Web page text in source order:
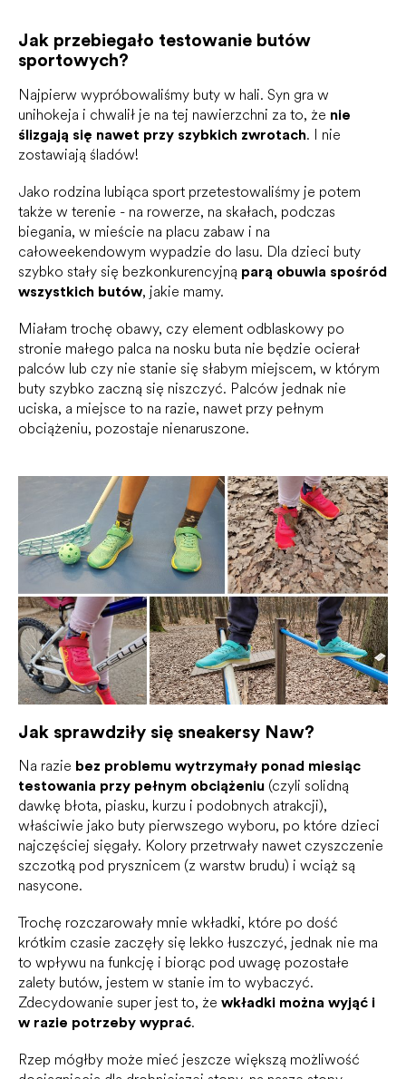
Jak przebiegało testowanie butów
sportowych?
Najpierw wypróbowaliśmy buty w hali. Syn gra w
unihokeja i chwalił je na tej nawierzchni za to, że nie
ślizgają się nawet przy szybkich zwrotach. I nie
zostawiają śladów!
Jako rodzina lubiąca sport przetestowaliśmy je potem
także w terenie - na rowerze, na skałach, podczas
biegania, w mieście na placu zabaw i na
całoweekendowym wypadzie do lasu. Dla dzieci buty
szybko stały się bezkonkurencyjną parą obuwia spośród
wszystkich butów, jakie mamy.
Miałam trochę obawy, czy element odblaskowy po
stronie małego palca na nosku buta nie będzie ocierał
palców lub czy nie stanie się słabym miejscem, w którym
buty szybko zaczną się niszczyć. Palców jednak nie
uciska, a miejsce to na razie, nawet przy pełnym
obciążeniu, pozostaje nienaruszone.
Jak sprawdziły się sneakersy Naw?
Na razie bez problemu wytrzymały ponad miesiąc
testowania przy pełnym obciążeniu (czyli solidną
dawkę błota, piasku, kurzu i podobnych atrakcji),
właściwie jako buty pierwszego wyboru, po które dzieci
najczęściej sięgały. Kolory przetrwały nawet czyszczenie
szczotką pod prysznicem (z warstw brudu) i wciąż są
nasycone.
Trochę rozczarowały mnie wkładki, które po dość
krótkim czasie zaczęły się lekko łuszczyć, jednak nie ma
to wpływu na funkcję i biorąc pod uwagę pozostałe
zalety butów, jestem w stanie im to wybaczyć.
Zdecydowanie super jest to, że wkładki można wyjąć i
w razie potrzeby wyprać.
Rzep mógłby może mieć jeszcze większą możliwość